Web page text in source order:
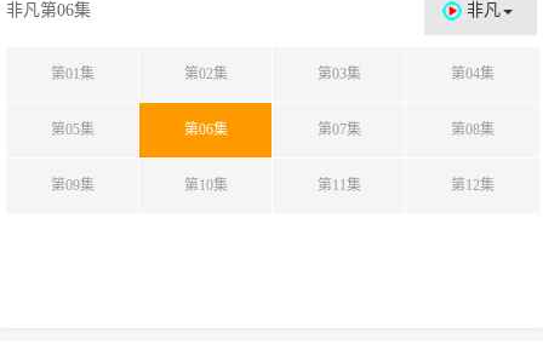
非凡
非凡第06集
第01集 第02集 第03集 第04集
第05集 第06集 第07集 第08集
第09集 第10集 第11集 第12集